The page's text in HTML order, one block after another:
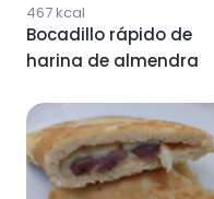
467kcal
Bocadillo rápido de
harina de almendra